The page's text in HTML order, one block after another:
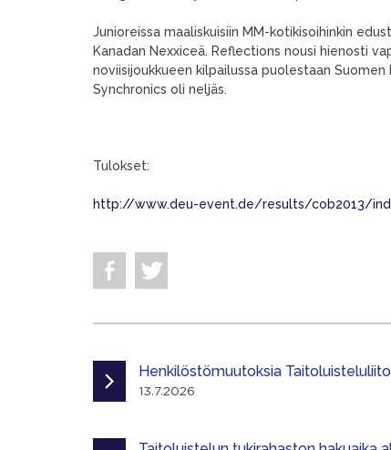
Junioreissa maaliskuisiin MM-kotikisoihinkin
Kanadan Nexxiceä. Reflections nousi hienosti
noviisijoukkueen kilpailussa puolestaan
Synchronics oli neljäs.
Tulokset:
http://www.deu-event.de/results/cob2013/
Henkilöstömuutoksia
13.7.2026